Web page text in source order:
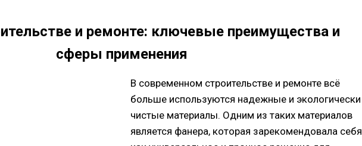
и ремонте: ключевые преимущества и
сферы применения
В современном строительстве и ремонте всё
больше используются надежные и экологически
чистые материалы. Одним из таких материалов
является фанера, которая зарекомендовала себя